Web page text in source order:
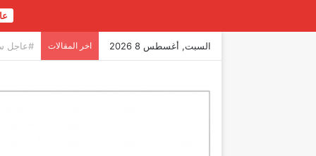
السبت, أغسطس 8 2026 اخر المقالات عاجل |